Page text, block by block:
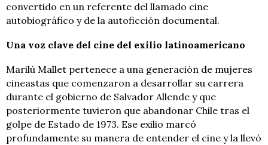
convertido en un referente del llamado cine
autobiográfico y de la autoficción documental.
Una voz clave del cine del exilio latinoamericano
Marilú Mallet pertenece a una generación de mujeres
cineastas que comenzaron a desarrollar su carrera
durante el gobierno de Salvador Allende y que
posteriormente tuvieron que abandonar Chile tras el
golpe de Estado de 1973. Ese exilio marcó
profundamente su manera de entender el cine y la llevó